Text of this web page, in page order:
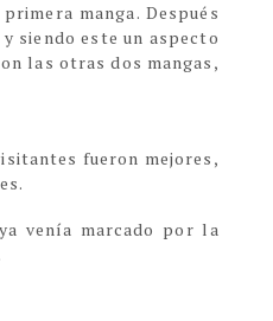
manga. Después
siendo este un aspecto
las otras dos mangas,
fueron mejores,
venía marcado por la